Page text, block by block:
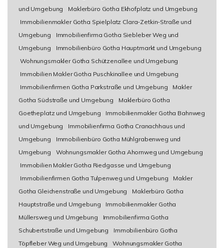
und Umgebung
Maklerbüro Gotha Ekhofplatz und Umgebung
Immobilienmakler Gotha Spielplatz Clara-Zetkin-Straße und
Umgebung
Immobilienfirma Gotha Siebleber Weg und
Umgebung
Immobilienbüro Gotha Hauptmarkt und Umgebung
Wohnungsmakler Gotha Schützenallee und Umgebung
Immobilien Makler Gotha Puschkinallee und Umgebung
Immobilienfirmen Gotha Parkstraße und Umgebung
Makler
Gotha Südstraße und Umgebung
Maklerbüro Gotha
Goetheplatz und Umgebung
Immobilienmakler Gotha Bahnweg
und Umgebung
Immobilienfirma Gotha Cranachhaus und
Umgebung
Immobilienbüro Gotha Mühlgrabenweg und
Umgebung
Wohnungsmakler Gotha Ahornweg und Umgebung
Immobilien Makler Gotha Riedgasse und Umgebung
Immobilienfirmen Gotha Tulpenweg und Umgebung
Makler
Gotha Gleichenstraße und Umgebung
Maklerbüro Gotha
Hauptstraße und Umgebung
Immobilienmakler Gotha
Müllersweg und Umgebung
Immobilienfirma Gotha
Schubertstraße und Umgebung
Immobilienbüro Gotha
Töpfleber Weg und Umgebung
Wohnungsmakler Gotha